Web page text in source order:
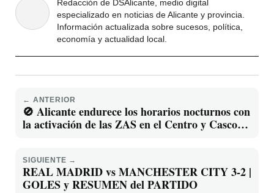
Redacción de DSAlicante, medio digital
especializado en noticias de Alicante y provincia.
Información actualizada sobre sucesos, política,
economía y actualidad local.
← ANTERIOR
🚫 Alicante endurece los horarios nocturnos con
la activación de las ZAS en el Centro y Casco
SIGUIENTE →
REAL MADRID vs MANCHESTER CITY 3-2 |
GOLES y RESUMEN del PARTIDO